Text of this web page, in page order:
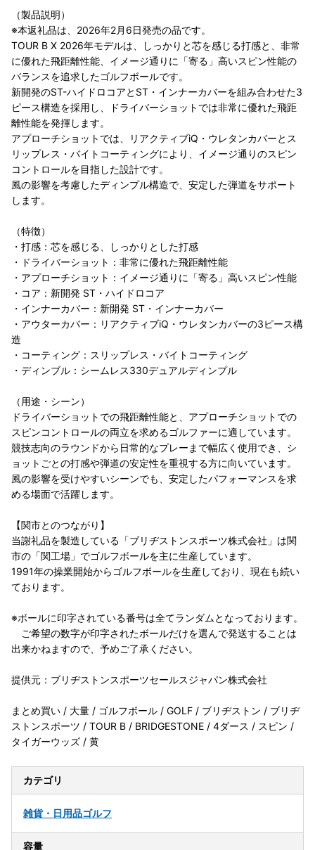
（製品説明）
※本返礼品は、2026年2月6日発売の品です。
TOUR B X 2026年モデルは、しっかりと芯を感じる打感と、非常
に優れた飛距離性能、イメージ通りに「寄る」高いスピン性能の
バランスを追求したゴルフボールです。
新開発のST-ハイドロコアとST・インナーカバーを組み合わせた3
ピース構造を採用し、ドライバーショットでは非常に優れた飛距
離性能を発揮します。
アプローチショットでは、リアクティブiQ・ウレタンカバーとス
リップレス・バイトコーティングにより、イメージ通りのスピン
コントロールを目指した設計です。
風の影響を考慮したディンプル構造で、安定した弾道をサポート
します。
（特徴）
・打感：芯を感じる、しっかりとした打感
・ドライバーショット：非常に優れた飛距離性能
・アプローチショット：イメージ通りに「寄る」高いスピン性能
・コア：新開発 ST・ハイドロコア
・インナーカバー：新開発 ST・インナーカバー
・アウターカバー：リアクティブiQ・ウレタンカバーの3ピース構
造
・コーティング：スリップレス・バイトコーティング
・ディンブル：シームレス330デュアルディンプル
（用途・シーン）
ドライバーショットでの飛距離性能と、アプローチショットでの
スピンコントロールの両立を求めるゴルファーに適しています。
競技志向のラウンドから日常的なプレーまで幅広く使用でき、シ
ョットごとの打感や弾道の安定性を重視する方に向いています。
風の影響を受けやすいシーンでも、安定したパフォーマンスを求
める場面で活躍します。
【関市とのつながり】
当謝礼品を製造している「ブリヂストンスポーツ株式会社」は関
市の「関工場」でゴルフボールを主に生産しています。
1991年の操業開始からゴルフボールを生産しており、現在も続い
ております。
※ボールに印字されている番号は全てランダムとなっております。
ご希望の数字が印字されたボールだけを選んで発送することは
出来かねますので、予めご了承ください。
提供元：ブリヂストンスポーツセールスジャパン株式会社
まとめ買い / 大量 / ゴルフボール / GOLF / ブリヂストン / ブリヂ
ストンスポーツ / TOUR B / BRIDGESTONE / 4ダース / スピン /
タイガーウッズ / 黄
カテゴリ
雑貨・日用品ゴルフ
容量